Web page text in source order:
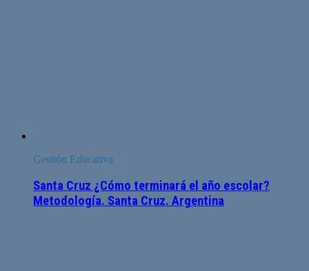
Gestión Educativa
Santa Cruz ¿Cómo terminará el año escolar?
Metodología. Santa Cruz. Argentina